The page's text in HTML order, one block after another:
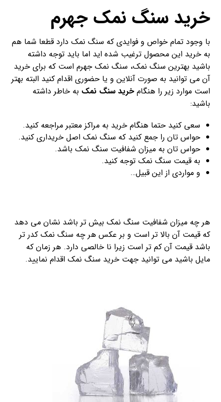
خرید سنگ نمک جهرم
با وجود تمام خواص و فوایدی که سنگ نمک دارد قطعا شما هم
به خرید این محصول ترغیب شده اید اما باید توجه داشته
باشید بهترین سنگ نمک، سنگ نمک جهرم است که برای خرید
آن می توانید به صورت آنلاین و یا حضوری اقدام کنید البته بهتر
است موارد زیر را هنگامخرید سنگ نمک به خاطر داشته
باشید:
سعی کنید حتما هنگام خرید به مراکز معتبر مراجعه کنید.
حواس تان را جمع کنید که سنگ نمک اصل خریداری کنید.
حواس تان به میزان شفافیت سنگ نمک باشد.
به قیمت سنگ نمک توجه کنید.
و مواردی از این قبیل…
هر چه میزان شفافیت سنگ نمک بیش تر باشد نشان می دهد
که قیمت آن بالا تر است و بر عکس هر چه سنگ نمک کدر تر
باشد قیمت آن کم تر است زیرا نا خالصی دارد. هر زمان که
مایل باشید می توانید جهت خرید سنگ نمک اقدام نمایید.